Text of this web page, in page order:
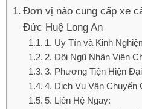
Đơn vị nào cung cấp xe
Đức Huệ Long An
1. Uy Tín và Kinh
2. Đội Ngũ Nhân Viên
3. Phương Tiện Hiện
4. Dịch Vụ Vận Chuyển
5. Liên Hệ Ngay: